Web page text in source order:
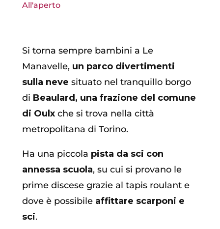
All'aperto
Si torna sempre bambini a Le
Manavelle, un parco divertimenti
sulla neve situato nel tranquillo borgo
di Beaulard, una frazione del comune
di Oulxche si trova nella città
metropolitana di Torino.
Ha una piccola pista da sci con
annessa scuola, su cui si provano le
prime discese grazie al tapis roulant e
dove è possibile affittare scarponi e
sci.